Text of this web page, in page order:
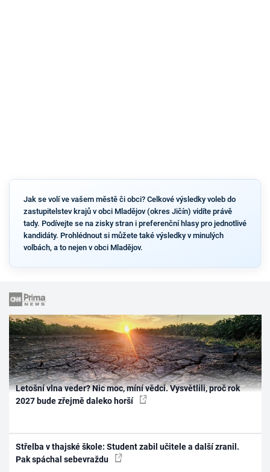
Jak se volí ve vašem městě či obci? Celkové výsledky voleb do
zastupitelstev krajů v obci Mladějov (okres Jičín) vidíte právě
tady. Podívejte se na zisky stran i preferenční hlasy pro jednotlivé
kandidáty. Prohlédnout si můžete také výsledky v minulých
volbách, a to nejen v obci Mladějov.
Letošní vlna veder? Nic moc, míní vědci. Vysvětlili, proč rok
2027 bude zřejmě daleko horší
Střelba v thajské škole: Student zabil učitele a další zranil.
Pak spáchal sebevraždu